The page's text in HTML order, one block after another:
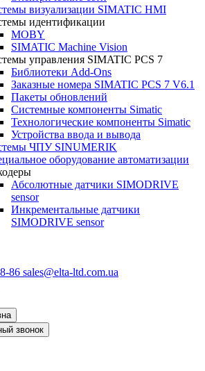
визуализации SIMATIC HMI
идентификации
MOBY
SIMATIC Machine Vision
управления SIMATIC PCS 7
Библиотеки Add-Ons
Заказные номера SIMATIC PCS 7 V6.1
Пакеты обновлений
Системные компоненты Simatic
Технологические компоненты Simatic
Устройства ввода и вывода
ЧПУ SINUMERIK
оборудование автоматизации
Абсолютные датчики SIMODRIVE
sensor
Инкрементальные датчики
SIMODRIVE sensor
86 sales@elta-ltd.com.ua
звонок